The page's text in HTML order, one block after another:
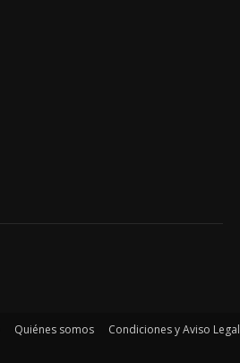
Quiénes somos
Condiciones y Aviso Legal